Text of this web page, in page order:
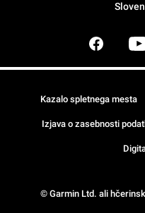
© Garmin Ltd. ali
Kazalo spletnega mesta
Izjava o zasebnosti